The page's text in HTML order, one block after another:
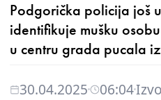
Podgorička policija još
identifikuje mušku
u centru grada pucala
30.04.2025 06:04